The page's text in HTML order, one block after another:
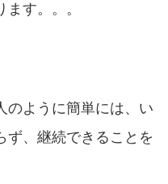
す。。。
のように簡単には、い
ず、継続できることを